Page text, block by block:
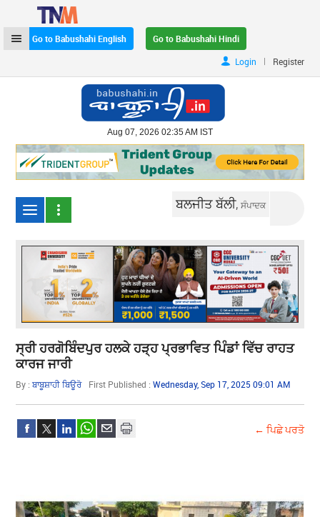
Go to Babushahi English
Go to Babushahi Hindi
Login
| Register
Aug 07, 2026 02:35 AM IST
ਬਲਜੀਤ ਬੱਲੀ,ਸੰਪਾਦਕ
ਸ੍ਰੀ ਹਰਗੋਬਿੰਦਪੁਰ ਹਲਕੇ ਹੜ੍ਹ ਪ੍ਰਭਾਵਿਤ ਪਿੰਡਾਂ ਵਿੱਚ ਰਾਹਤ
ਕਾਰਜ ਜਾਰੀ
By :ਬਾਬੂਸ਼ਾਹੀ ਬਿਊਰੋ First Published :Wednesday, Sep 17, 2025 09:01 AM
← ਪਿਛੇ ਪਰਤੋ